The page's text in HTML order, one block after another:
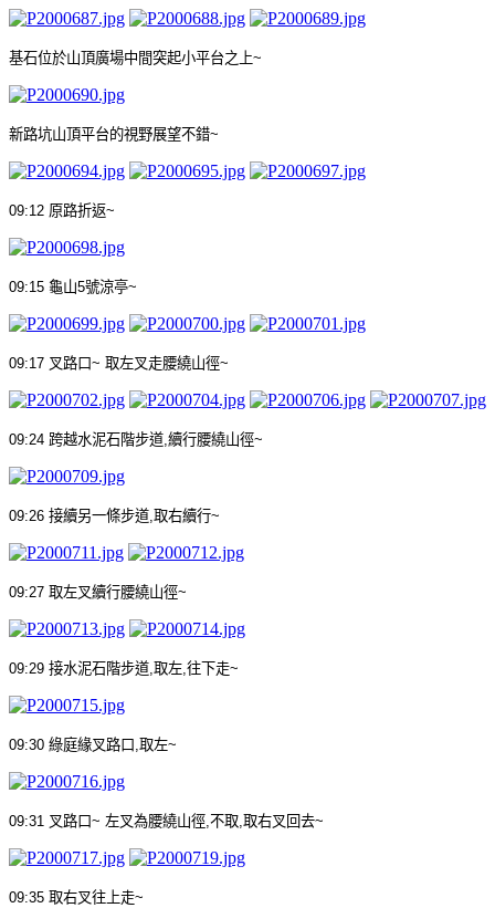
基石位於山頂廣場中間突起小平台之上~
新路坑山頂平台的視野展望不錯~
09:12 原路折返~
09:15 龜山5號涼亭~
09:17 叉路口~ 取左叉走腰繞山徑~
09:24 跨越水泥石階步道 續行腰繞山徑~
09:26 接續另一條步道 取右續行~
09:27 取左叉續行腰繞山徑~
09:29 接水泥石階步道 取左 往下走~
09:30 綠庭緣叉路口 取左~
09:31 叉路口~ 左叉為腰繞山徑 不取 取右叉回去~
09:35 取右叉往上走~